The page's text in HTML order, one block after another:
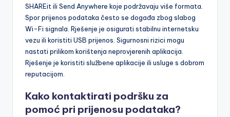
SHAREit ili Send Anywhere koje podržavaju više formata.
Spor prijenos podataka često se događa zbog slabog
Wi-Fi signala. Rješenje je osigurati stabilnu internetsku
vezu ili koristiti USB prijenos. Sigurnosni rizici mogu
nastati prilikom korištenja neprovjerenih aplikacija.
Rješenje je koristiti službene aplikacije ili usluge s dobrom
reputacijom.
Kako kontaktirati podršku za
pomoć pri prijenosu podataka?